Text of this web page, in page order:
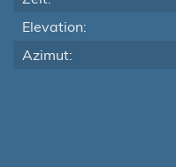
Elevation:
Azimut: